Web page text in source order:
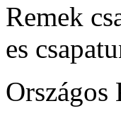
Remek
es